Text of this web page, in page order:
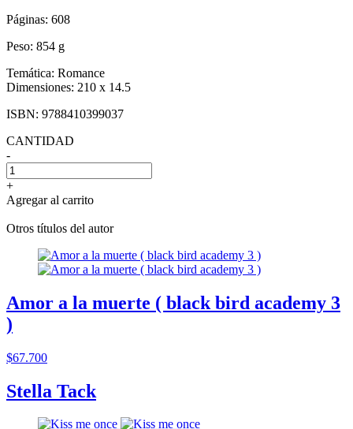
Páginas: 608
Peso: 854 g
Temática: Romance
Dimensiones: 210 x 14.5
ISBN: 9788410399037
CANTIDAD
-
+
Agregar al carrito
Otros títulos del autor
Amor a la muerte ( black bird academy 3
)
$67.700
Stella Tack